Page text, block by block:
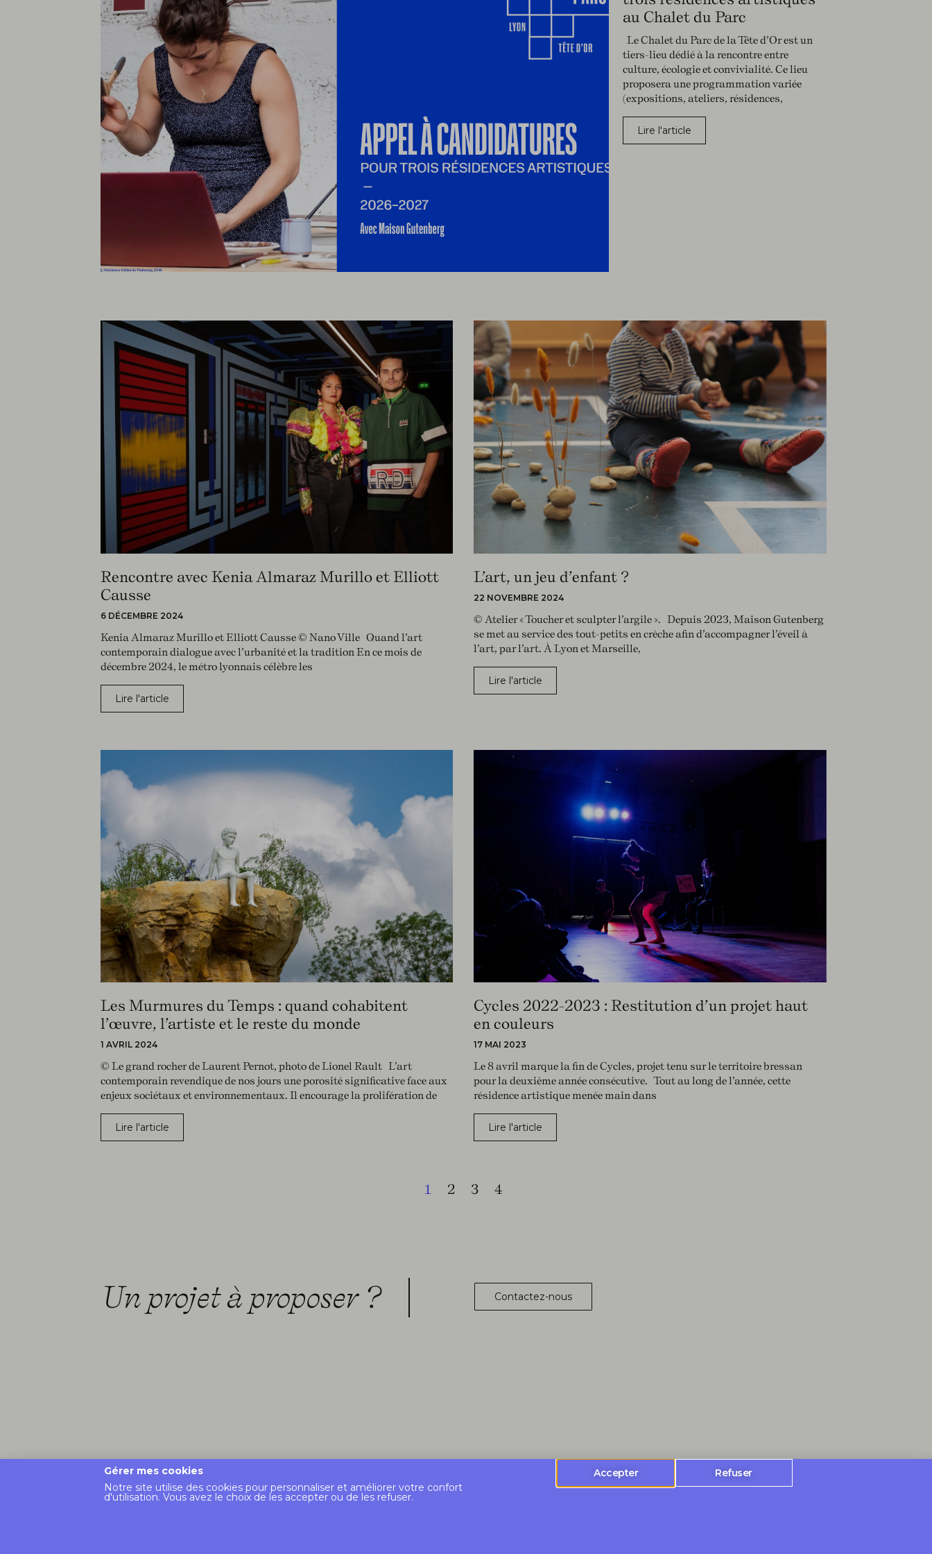
au Chalet du Parc
Le Chalet du Parc de la Tête d’Or est un
tiers-lieu dédié à la rencontre entre
culture, écologie et convivialité. Ce lieu
proposera une programmation variée
(expositions, ateliers, résidences,
Lire l'article
Rencontre avec Kenia Almaraz Murillo et Elliott
Causse
6 DÉCEMBRE 2024
Kenia Almaraz Murillo et Elliott Causse © Nano Ville Quand l’art
contemporain dialogue avec l’urbanité et la tradition En ce mois de
décembre 2024, le métro lyonnais célèbre les
Lire l'article
L’art, un jeu d’enfant ?
22 NOVEMBRE 2024
© Atelier « Toucher et sculpter l’argile ». Depuis 2023, Maison Gutenberg
se met au service des tout-petits en crèche afin d’accompagner l’éveil à
l’art, par l’art. À Lyon et Marseille,
Lire l'article
Les Murmures du Temps : quand cohabitent
l’œuvre, l’artiste et le reste du monde
1 AVRIL 2024
© Le grand rocher de Laurent Pernot, photo de Lionel Rault L’art
contemporain revendique de nos jours une porosité significative face aux
enjeux sociétaux et environnementaux. Il encourage la prolifération de
Lire l'article
Cycles 2022-2023 : Restitution d’un projet haut
en couleurs
17 MAI 2023
Le 8 avril marque la fin de Cycles, projet tenu sur le territoire bressan
pour la deuxième année consécutive. Tout au long de l’année, cette
résidence artistique menée main dans
Lire l'article
1 2 3 4
Un projet à proposer ? Contactez-nous
Gérer mes cookies
Notre site utilise des cookies pour personnaliser et améliorer votre confort
d'utilisation. Vous avez le choix de les accepter ou de les refuser.
Accepter Refuser